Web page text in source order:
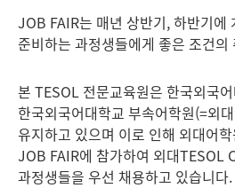
JOB FAIR는 매년 상반기, 하반기에
준비하는 과정생들에게 좋은 조건
본 TESOL 전문교육원은 한국외국
한국외국어대학교 부속어학원(=외
유지하고 있으며 이로 인해 외대어
JOB FAIR에 참가하여 외대TESOL
과정생들을 우선 채용하고 있습니다.